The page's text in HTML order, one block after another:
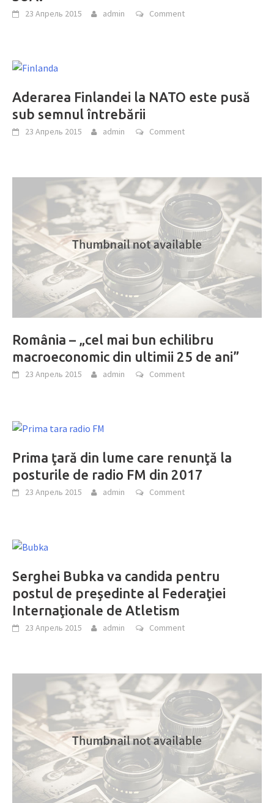
23 Апрель 2015 admin Comment
Aderarea Finlandei la NATO este pusă
sub semnul întrebării
23 Апрель 2015 admin Comment
România – „cel mai bun echilibru
macroeconomic din ultimii 25 de ani”
23 Апрель 2015 admin Comment
Prima ţară din lume care renunţă la
posturile de radio FM din 2017
23 Апрель 2015 admin Comment
Serghei Bubka va candida pentru
postul de preşedinte al Federaţiei
Internaţionale de Atletism
23 Апрель 2015 admin Comment